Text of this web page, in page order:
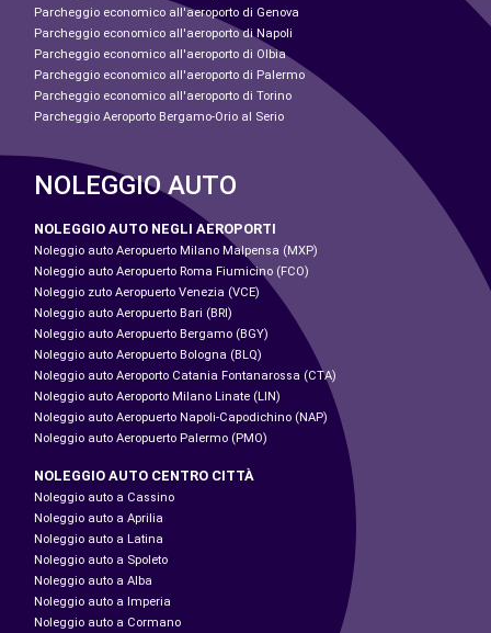
Parcheggio economico all'aeroporto di Genova
Parcheggio economico all'aeroporto di Napoli
Parcheggio economico all'aeroporto di Olbia
Parcheggio economico all'aeroporto di Palermo
Parcheggio economico all'aeroporto di Torino
Parcheggio Aeroporto Bergamo-Orio al Serio
NOLEGGIO AUTO
NOLEGGIO AUTO NEGLI AEROPORTI
Noleggio auto Aeropuerto Milano Malpensa (MXP)
Noleggio auto Aeropuerto Roma Fiumicino (FCO)
Noleggio zuto Aeropuerto Venezia (VCE)
Noleggio auto Aeropuerto Bari (BRI)
Noleggio auto Aeropuerto Bergamo (BGY)
Noleggio auto Aeropuerto Bologna (BLQ)
Noleggio auto Aeroporto Catania Fontanarossa (CTA)
Noleggio auto Aeroporto Milano Linate (LIN)
Noleggio auto Aeropuerto Napoli-Capodichino (NAP)
Noleggio auto Aeropuerto Palermo (PMO)
NOLEGGIO AUTO CENTRO CITTÀ
Noleggio auto a Cassino
Noleggio auto a Aprilia
Noleggio auto a Latina
Noleggio auto a Spoleto
Noleggio auto a Alba
Noleggio auto a Imperia
Noleggio auto a Cormano